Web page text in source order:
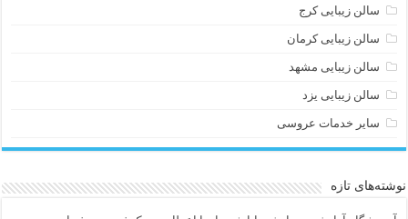
سالن زیبایی کرج
سالن زیبایی کرمان
سالن زیبایی مشهد
سالن زیبایی یزد
سایر خدمات عروسی
نوشته‌های تازه